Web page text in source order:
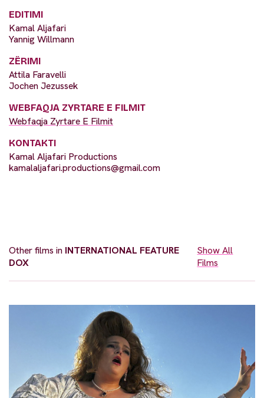
EDITIMI
Kamal Aljafari
Yannig Willmann
ZËRIMI
Attila Faravelli
Jochen Jezussek
WEBFAQJA ZYRTARE E FILMIT
Webfaqja Zyrtare E Filmit
KONTAKTI
Kamal Aljafari Productions
kamalaljafari.productions@gmail.com
Other films in INTERNATIONAL FEATURE
DOX
Show All
Films